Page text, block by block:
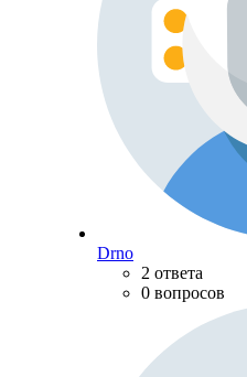
Drno
2 ответа
0 вопросов